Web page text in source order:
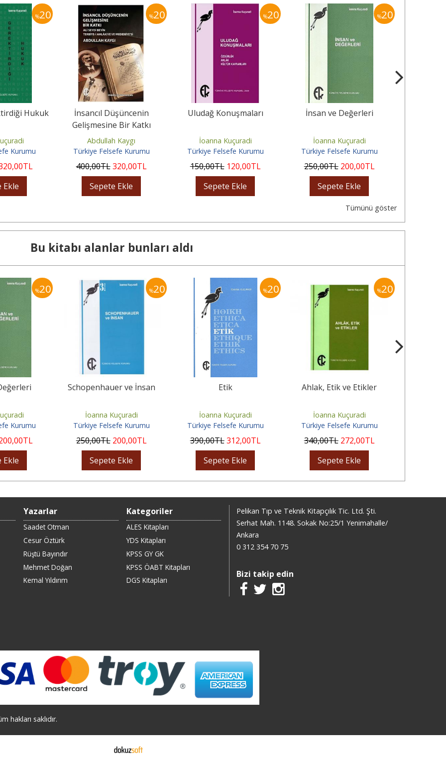
%20
Hukuk
Kurumu
,00TL
Ekle
%20
İnsancıl Düşüncenin
Gelişmesine Bir Katkı
Abdullah Kaygı
Türkiye Felsefe Kurumu
400,00TL 320,00TL
Sepete Ekle
%20
Uludağ Konuşmaları
İoanna Kuçuradi
Türkiye Felsefe Kurumu
150,00TL 120,00TL
Sepete Ekle
%20
İnsan ve Değerleri
İoanna Kuçuradi
Türkiye Felsefe Kurumu
250,00TL 200,00TL
Sepete Ekle
Tümünü göster
Bu kitabı alanlar bunları aldı
%20
Kurumu
,00TL
Ekle
%20
Schopenhauer ve İnsan
İoanna Kuçuradi
Türkiye Felsefe Kurumu
250,00TL 200,00TL
Sepete Ekle
%20
Etik
İoanna Kuçuradi
Türkiye Felsefe Kurumu
390,00TL 312,00TL
Sepete Ekle
%20
Ahlak, Etik ve Etikler
İoanna Kuçuradi
Türkiye Felsefe Kurumu
340,00TL 272,00TL
Sepete Ekle
Yazarlar
Saadet Otman
Cesur Öztürk
Rüştü Bayındır
Mehmet Doğan
Kemal Yıldırım
Kategoriler
ALES Kitapları
YDS Kitapları
KPSS GY GK
KPSS ÖABT Kitapları
DGS Kitapları
Pelikan Tıp ve Teknik Kitapçılık Tic. Ltd. Şti.
Serhat Mah. 1148. Sokak No:25/1 Yenimahalle/
Ankara
0 312 354 70 75
Bizi takip edin
hakları saklıdır.